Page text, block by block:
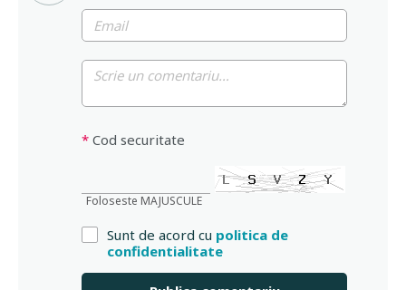
* Cod securitate
Foloseste MAJUSCULE
Sunt de acord cu politica de
confidentialitate